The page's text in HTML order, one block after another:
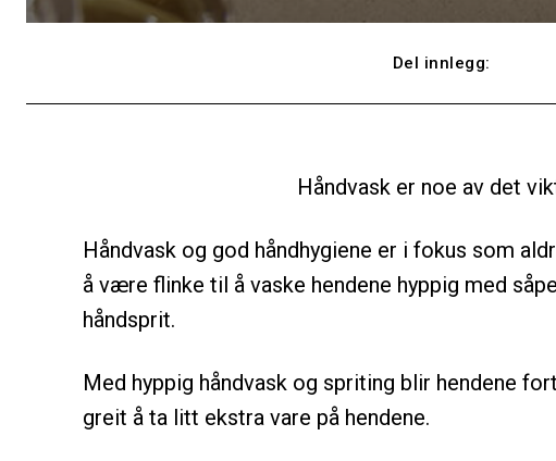
Del innlegg:
Håndvask er noe av det
Håndvask og god håndhygiene er i fokus som
å være flinke til å vaske hendene hyppig med
håndsprit.
Med hyppig håndvask og spriting blir hendene
greit å ta litt ekstra vare på hendene.